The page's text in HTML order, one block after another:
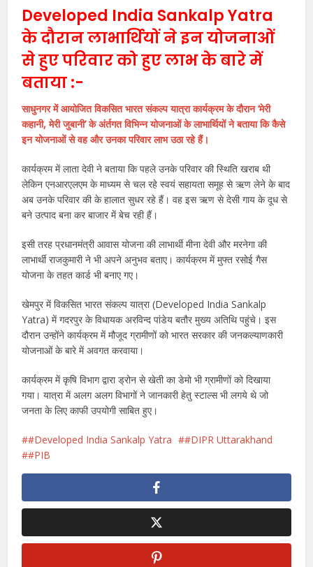
Developed India Sankalp Yatra
के दौरान लाभार्थियों ने इन योजनाओं
से हुए परिवार को हुए लाभ के बारे में
बताया :-
साधुनगर में आयोजित विकसित भारत संकल्प यात्रा कार्यक्रम के दौरान ‘मेरी
कहानी, मेरी जुबानी’ के अंर्तगत विभिन्न योजनाओं के लाभार्थियों ने बताया कि कैसे
इन योजनाओं से वह और उनका परिवार लाभ उठा रहे हैं।
कार्यक्रम में लाता देवी ने बताया कि पहले उनके परिवार की स्थिति खराब थी
लेकिन एनआरएलएम के माध्यम से चल रहे स्वयं सहायता समूह से ऋण लेने के बाद
अब उनके परिवार की के हालात सुधर रहे हैं। वह इस ऋण से देसी गाय के दूध से
बने उत्पाद बना कर बाजार में बेच रही हैं।
इसी तरह प्रधानमंत्री आवास योजना की लाभार्थी मीना देवी और मरनेगा की
लाभार्थी राजकुमारी ने भी अपने अनुभव बताए। कार्यक्रम में मुफ्त रसोई गैस
योजना के तहत कार्ड भी बनाए गए।
खेमपुर में विकसित भारत संकल्प यात्रा (Developed India Sankalp
Yatra) में गदरपुर के विधायक अरविन्द पांडेय बतौर मुख्य अतिथि पहुंचे। इस
दौरान उन्होंने कार्यक्रम में मौजूद ग्रामीणों को भारत सरकार की जनकल्याणकारी
योजनाओं के बारे में अवगत करवाया।
कार्यक्रम में कृषि विभाग द्वारा ड्रोन से खेती का डेमो भी ग्रामीणों को दिखाया
गया। यात्रा में अलग अलग विभागों ने जानकारी हेतु स्टाल्स भी लगये थे जो
जनता के लिए काफी उपयोगी साबित हुए।
#Developed India Sankalp Yatra
#DIPR Uttarakhand
#PIB